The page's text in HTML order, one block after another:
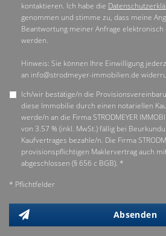
kontaktieren. Ich habe die
genommen und stimme zu, dass meine
Beantwortung meiner Anfrage
werden.
Hinweis: Sie können Ihre Einwilligung
an info@strodmeyer-immobilien.de
Ich/wir bestätige/n die
diese Immobilie durch einen notariellen
werde/n an die Firma STRODMEYER
von 3.57 % (inkl. MwSt.) fällig bei
Kaufvertrages bezahle/n. Die Firma
provisionspflichtigen Maklervertrag auch
abgeschlossen (§ 656 c BGB). *
* Pflichtfelder
Absenden